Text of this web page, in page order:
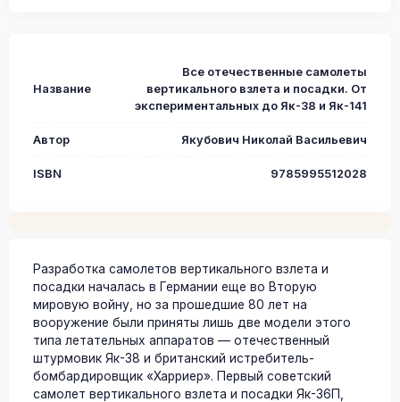
Название
Все отечественные самолеты
вертикального взлета и посадки. От
экспериментальных до Як-38 и Як-141
Автор Якубович Николай Васильевич
ISBN 9785995512028
Разработка самолетов вертикального взлета и
посадки началась в Германии еще во Вторую
мировую войну, но за прошедшие 80 лет на
вооружение были приняты лишь две модели этого
типа летательных аппаратов — отечественный
штурмовик Як-38 и британский истребитель-
бомбардировщик «Харриер». Первый советский
самолет вертикального взлета и посадки Як-36П,